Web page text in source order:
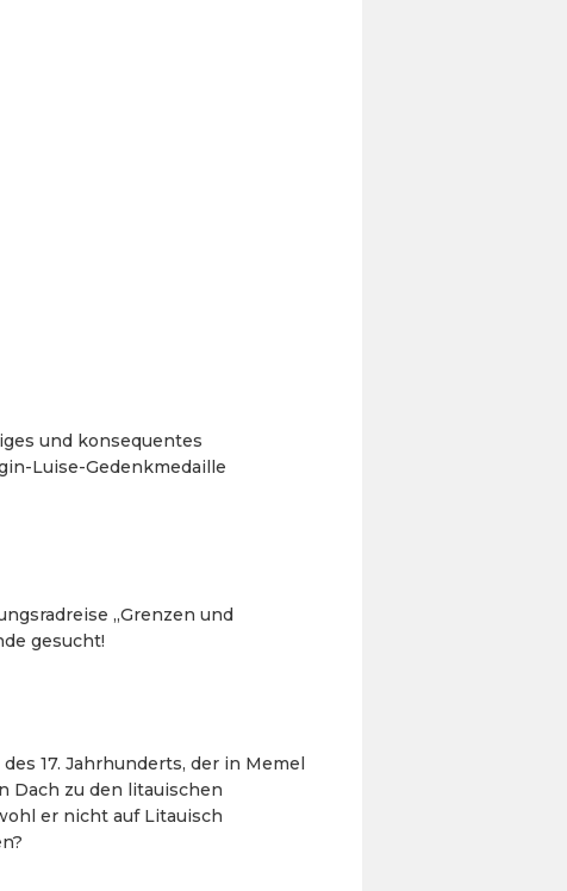
und konsequentes
Luise-Gedenkmedaille
„Grenzen und
gesucht!
17. Jahrhunderts, der in Memel
Dach zu den litauischen
er nicht auf Litauisch